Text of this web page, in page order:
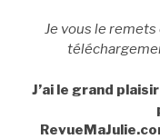
Je vous le remets
J’ai le grand